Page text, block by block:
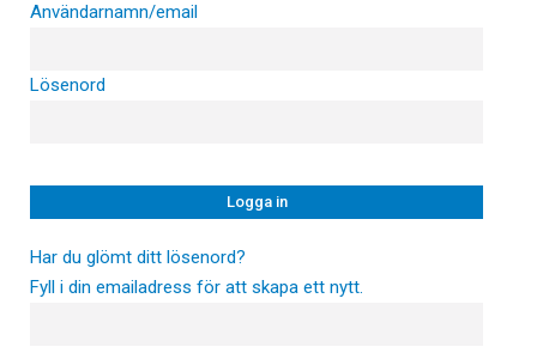
Användarnamn/email
Lösenord
Har du glömt ditt lösenord?
Fyll i din emailadress för att skapa ett nytt.